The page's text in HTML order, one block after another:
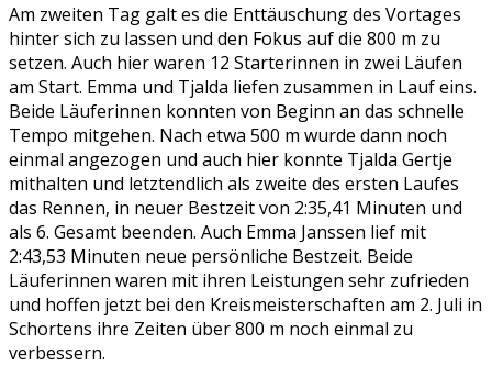
Am zweiten Tag galt es die Enttäuschung des Vortages
hinter sich zu lassen und den Fokus auf die 800 m zu
setzen. Auch hier waren 12 Starterinnen in zwei Läufen
am Start. Emma und Tjalda liefen zusammen in Lauf eins.
Beide Läuferinnen konnten von Beginn an das schnelle
Tempo mitgehen. Nach etwa 500 m wurde dann noch
einmal angezogen und auch hier konnte Tjalda Gertje
mithalten und letztendlich als zweite des ersten Laufes
das Rennen, in neuer Bestzeit von 2:35,41 Minuten und
als 6. Gesamt beenden. Auch Emma Janssen lief mit
2:43,53 Minuten neue persönliche Bestzeit. Beide
Läuferinnen waren mit ihren Leistungen sehr zufrieden
und hoffen jetzt bei den Kreismeisterschaften am 2. Juli in
Schortens ihre Zeiten über 800 m noch einmal zu
verbessern.